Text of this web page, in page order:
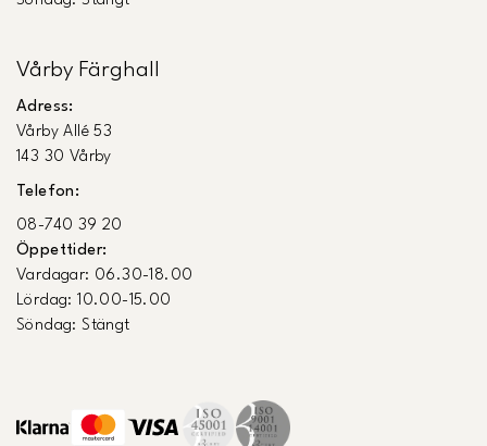
Vårby Färghall
Adress:
Vårby Allé 53
143 30 Vårby
Telefon:
08-740 39 20
Öppettider:
Vardagar: 06.30-18.00
Lördag: 10.00-15.00
Söndag: Stängt